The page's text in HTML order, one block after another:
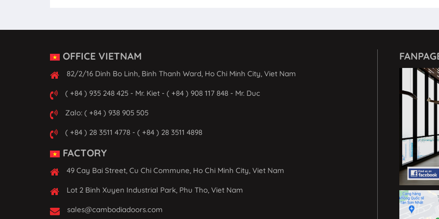
OFFICE VIETNAM
82/2/16 Dinh Bo Linh, Binh Thanh Ward, Ho Chi Minh City, Viet Nam
( +84 ) 935 248 425 - Mr. Kiet - ( +84 ) 908 117 848 - Mr. Duc
Zalo: ( +84 ) 938 905 505
( +84 ) 28 3511 4778 - ( +84 ) 28 3511 4898
FACTORY
49 Cay Bai Street, Cu Chi Commune, Ho Chi Minh City, Viet Nam
Lot 2 Binh Xuyen Industrial Park, Phu Tho, Viet Nam
sales@cambodiadoors.com